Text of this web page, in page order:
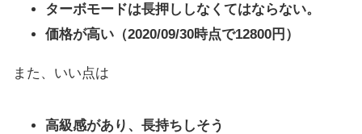
ターボモードは長押ししなくてはならない。
価格が高い（2020/09/30時点で12800円）
また、いい点は
高級感があり、長持ちしそう